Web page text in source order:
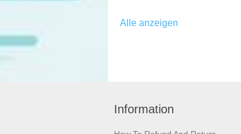
Alle anzeigen
Information